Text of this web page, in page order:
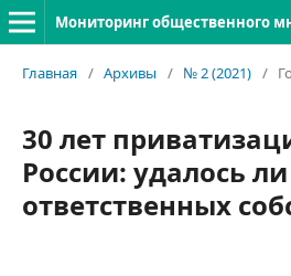
Главная / Архивы / № 2 (2021) /
30 лет
России: удалось
ответственных